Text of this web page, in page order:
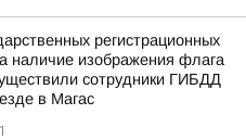
регистрационных
наличие изображения флага
сотрудники ГИБДД
в Магас